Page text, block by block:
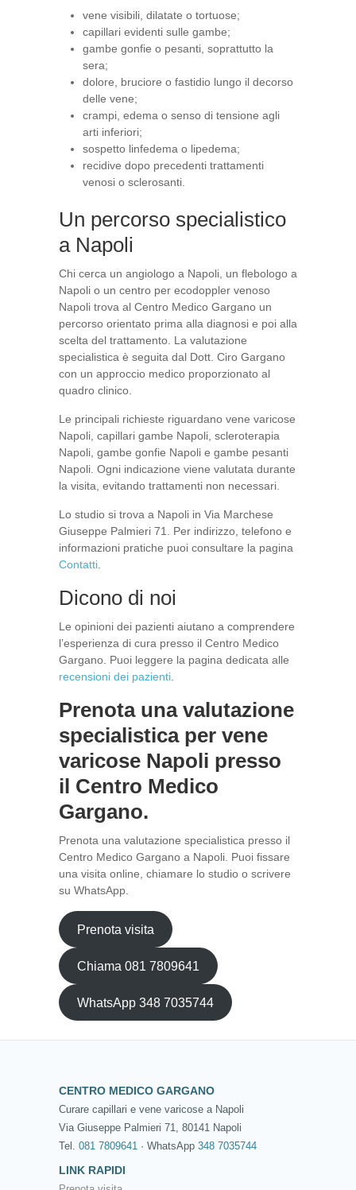
vene visibili, dilatate o tortuose;
capillari evidenti sulle gambe;
gambe gonfie o pesanti, soprattutto la
sera;
dolore, bruciore o fastidio lungo il decorso
delle vene;
crampi, edema o senso di tensione agli
arti inferiori;
sospetto linfedema o lipedema;
recidive dopo precedenti trattamenti
venosi o sclerosanti.
Un percorso specialistico
a Napoli
Chi cerca un angiologo a Napoli, un flebologo a
Napoli o un centro per ecodoppler venoso
Napoli trova al Centro Medico Gargano un
percorso orientato prima alla diagnosi e poi alla
scelta del trattamento. La valutazione
specialistica è seguita dal Dott. Ciro Gargano
con un approccio medico proporzionato al
quadro clinico.
Le principali richieste riguardano vene varicose
Napoli, capillari gambe Napoli, scleroterapia
Napoli, gambe gonfie Napoli e gambe pesanti
Napoli. Ogni indicazione viene valutata durante
la visita, evitando trattamenti non necessari.
Lo studio si trova a Napoli in Via Marchese
Giuseppe Palmieri 71. Per indirizzo, telefono e
informazioni pratiche puoi consultare la pagina
Contatti.
Dicono di noi
Le opinioni dei pazienti aiutano a comprendere
l’esperienza di cura presso il Centro Medico
Gargano. Puoi leggere la pagina dedicata alle
recensioni dei pazienti.
Prenota una valutazione
specialistica per vene
varicose Napoli presso
il Centro Medico
Gargano.
Prenota una valutazione specialistica presso il
Centro Medico Gargano a Napoli. Puoi fissare
una visita online, chiamare lo studio o scrivere
su WhatsApp.
Prenota visita
Chiama 081 7809641
WhatsApp 348 7035744
CENTRO MEDICO GARGANO
Curare capillari e vene varicose a Napoli
Via Giuseppe Palmieri 71, 80141 Napoli
Tel. 081 7809641 · WhatsApp 348 7035744
LINK RAPIDI